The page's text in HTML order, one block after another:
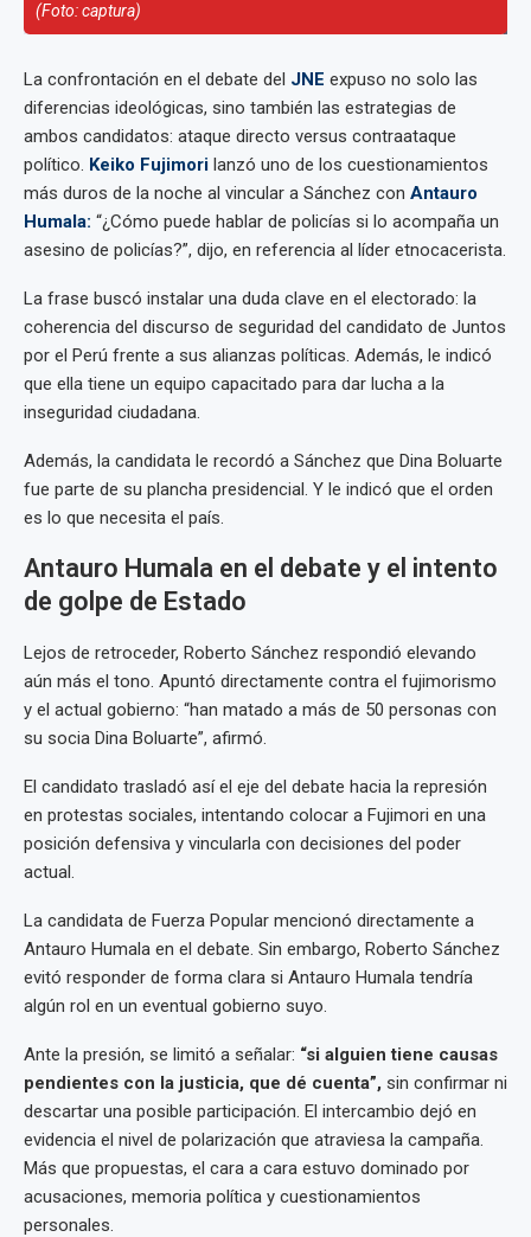
(Foto: captura)
La confrontación en el debate del JNE expuso no solo las
diferencias ideológicas, sino también las estrategias de
ambos candidatos: ataque directo versus contraataque
político. Keiko Fujimori lanzó uno de los cuestionamientos
más duros de la noche al vincular a Sánchez con Antauro
Humala: “¿Cómo puede hablar de policías si lo acompaña un
asesino de policías?”, dijo, en referencia al líder etnocacerista.
La frase buscó instalar una duda clave en el electorado: la
coherencia del discurso de seguridad del candidato de Juntos
por el Perú frente a sus alianzas políticas. Además, le indicó
que ella tiene un equipo capacitado para dar lucha a la
inseguridad ciudadana.
Además, la candidata le recordó a Sánchez que Dina Boluarte
fue parte de su plancha presidencial. Y le indicó que el orden
es lo que necesita el país.
Antauro Humala en el debate y el intento
de golpe de Estado
Lejos de retroceder, Roberto Sánchez respondió elevando
aún más el tono. Apuntó directamente contra el fujimorismo
y el actual gobierno: “han matado a más de 50 personas con
su socia Dina Boluarte”, afirmó.
El candidato trasladó así el eje del debate hacia la represión
en protestas sociales, intentando colocar a Fujimori en una
posición defensiva y vincularla con decisiones del poder
actual.
La candidata de Fuerza Popular mencionó directamente a
Antauro Humala en el debate. Sin embargo, Roberto Sánchez
evitó responder de forma clara si Antauro Humala tendría
algún rol en un eventual gobierno suyo.
Ante la presión, se limitó a señalar: “si alguien tiene causas
pendientes con la justicia, que dé cuenta”, sin confirmar ni
descartar una posible participación. El intercambio dejó en
evidencia el nivel de polarización que atraviesa la campaña.
Más que propuestas, el cara a cara estuvo dominado por
acusaciones, memoria política y cuestionamientos
personales.